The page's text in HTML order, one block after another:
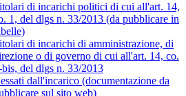
di incarichi politici di cui all'art. 14,
1, del dlgs n. 33/2013 (da pubblicare in
di incarichi di amministrazione, di
o di governo di cui all'art. 14, co.
bis, del dlgs n. 33/2013
dall'incarico (documentazione da
sul sito web)